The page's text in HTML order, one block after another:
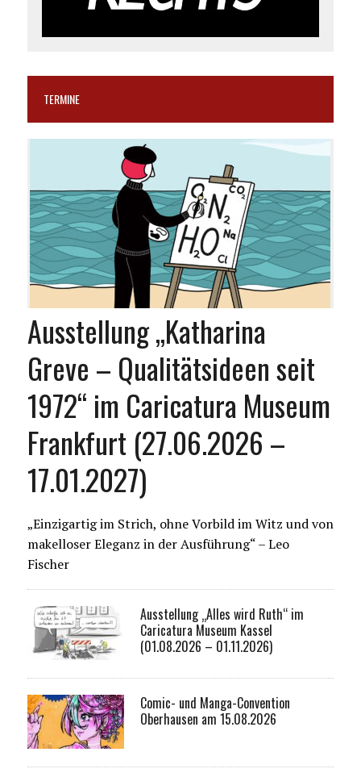
TERMINE
Ausstellung „Katharina
Greve – Qualitätsideen seit
1972“ im Caricatura Museum
Frankfurt (27.06.2026 –
17.01.2027)
„Einzigartig im Strich, ohne Vorbild im Witz und von
makelloser Eleganz in der Ausführung“ – Leo
Fischer
Ausstellung „Alles wird Ruth“ im
Caricatura Museum Kassel
(01.08.2026 – 01.11.2026)
Comic- und Manga-Convention
Oberhausen am 15.08.2026